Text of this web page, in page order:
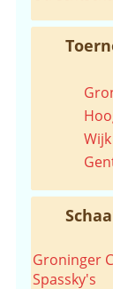
Groninger
Spassky's